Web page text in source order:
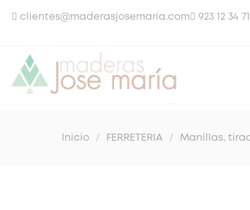
clientes@maderasjosemaria.com 923 12 34 71
Inicio FERRETERIA Manillas,